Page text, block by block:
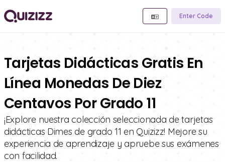
Enter Code
Tarjetas Didácticas Gratis En
Línea Monedas De Diez
Centavos Por Grado 11
¡Explore nuestra colección seleccionada de tarjetas
didácticas Dimes de grado 11 en Quizizz! Mejore su
experiencia de aprendizaje y apruebe sus exámenes
con facilidad.